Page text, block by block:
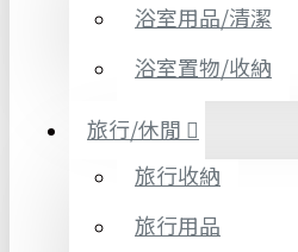
浴室用品/清潔
浴室置物/收納
旅行/休閒
旅行收納
旅行用品